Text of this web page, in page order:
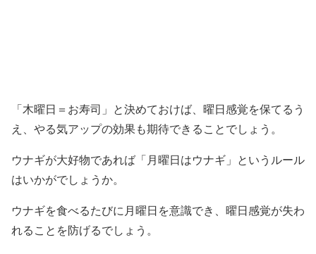
「木曜日＝お寿司」と決めておけば、曜日感覚を保てるう
え、やる気アップの効果も期待できることでしょう。
ウナギが大好物であれば「月曜日はウナギ」というルール
はいかがでしょうか。
ウナギを食べるたびに月曜日を意識でき、曜日感覚が失わ
れることを防げるでしょう。